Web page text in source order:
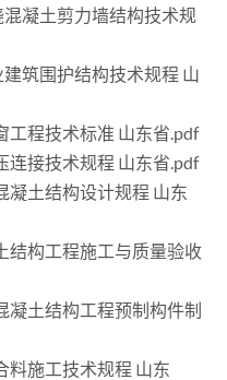
混凝土剪力墙结构技术规
筑围护结构技术规程 山
工程技术标准 山东省.pdf
连接技术规程 山东省.pdf
凝土结构设计规程 山东
结构工程施工与质量验收
凝土结构工程预制构件制
料施工技术规程 山东